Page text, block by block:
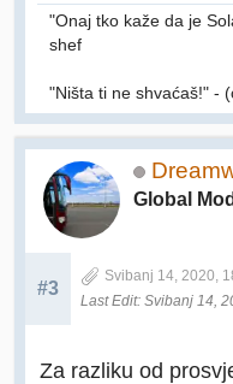
"Onaj tko kaže da je
shef
"Ništa ti ne shvaćaš!" -
Global
#3
Svibanj 14, 2020,
Last Edit: Svibanj 14,
Za razliku od